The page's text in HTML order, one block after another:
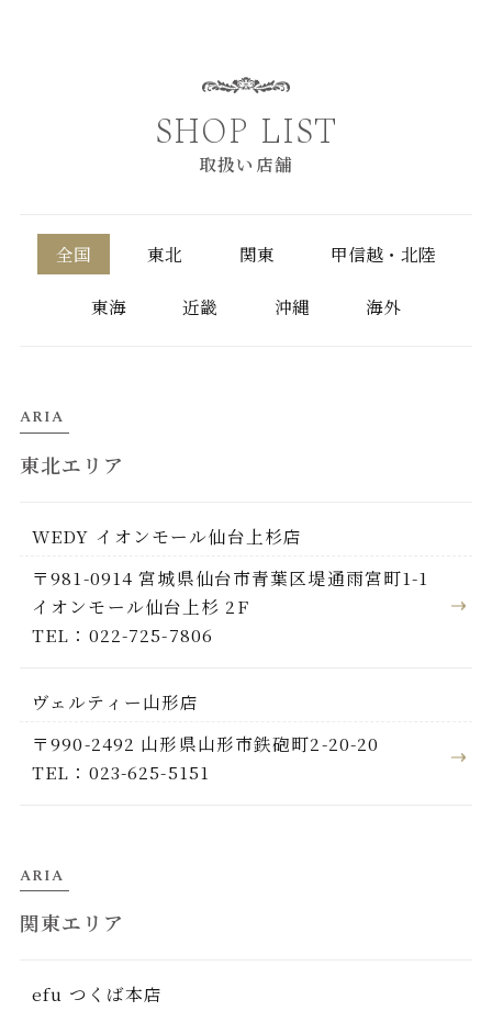
SHOP LIST
取扱い店舗
全国 東北 関東 甲信越・北陸
東海 近畿 沖縄 海外
ARIA
東北エリア
WEDY イオンモール仙台上杉店
〒981-0914 宮城県仙台市青葉区堤通雨宮町1-1
イオンモール仙台上杉 2F
TEL：022-725-7806
ヴェルティー山形店
〒990-2492 山形県山形市鉄砲町2-20-20
TEL：023-625-5151
ARIA
関東エリア
efu つくば本店